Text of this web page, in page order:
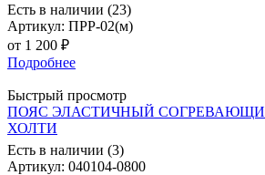
Есть в наличии (23)
Артикул: ПРР-02(м)
от 1 200 ₽
Подробнее
Быстрый просмотр
ПОЯС ЭЛАСТИЧНЫЙ СОГРЕВАЮЩИЙ
ХОЛТИ
Есть в наличии (3)
Артикул: 040104-0800